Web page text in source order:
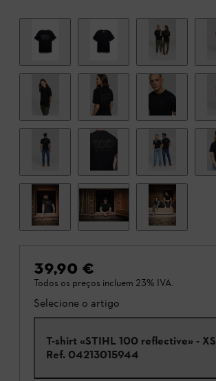
39,90 €
Todos os preços incluem 23% IVA.
Selecione o artigo
T-shirt «STIHL 100 reflective» - XS
Ref. 04213015944